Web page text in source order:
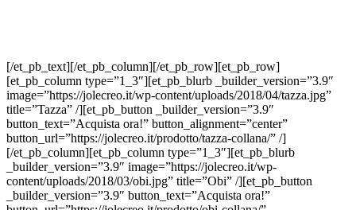
[/et_pb_text][/et_pb_column][/et_pb_row][et_pb_row]
[et_pb_column type=”1_3″][et_pb_blurb _builder_version=”3.9″
image=”https://jolecreo.it/wp-content/uploads/2018/04/tazza.jpg”
title=”Tazza” /][et_pb_button _builder_version=”3.9″
button_text=”Acquista ora!” button_alignment=”center”
button_url=”https://jolecreo.it/prodotto/tazza-collana/” /]
[/et_pb_column][et_pb_column type=”1_3″][et_pb_blurb
_builder_version=”3.9″ image=”https://jolecreo.it/wp-
content/uploads/2018/03/obi.jpg” title=”Obi” /][et_pb_button
_builder_version=”3.9″ button_text=”Acquista ora!”